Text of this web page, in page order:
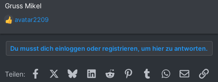
Gruss Mikel
R
e
a
o
avatar2209
Du musst dich einloggen oder registrieren, um hier zu antworten.
Teilen: FacebookX (Twitter)
BlueskyLinkedInReddit PinterestTumblrWhatsApp
E-Mail